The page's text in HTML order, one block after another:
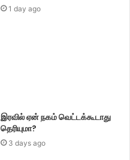
1 day ago
இரவில் ஏன் நகம் வெட்டக்கூடாது
தெரியுமா?
3 days ago